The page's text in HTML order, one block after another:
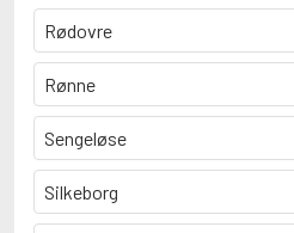
Rødovre
Rønne
Sengeløse
Silkeborg